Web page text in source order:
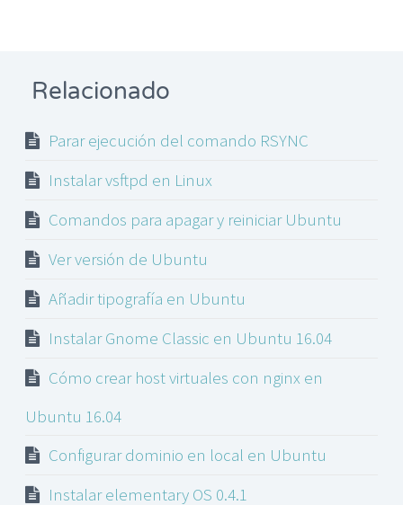
Relacionado
Parar ejecución del comando RSYNC
Instalar vsftpd en Linux
Comandos para apagar y reiniciar Ubuntu
Ver versión de Ubuntu
Añadir tipografía en Ubuntu
Instalar Gnome Classic en Ubuntu 16.04
Cómo crear host virtuales con nginx en
Ubuntu 16.04
Configurar dominio en local en Ubuntu
Instalar elementary OS 0.4.1